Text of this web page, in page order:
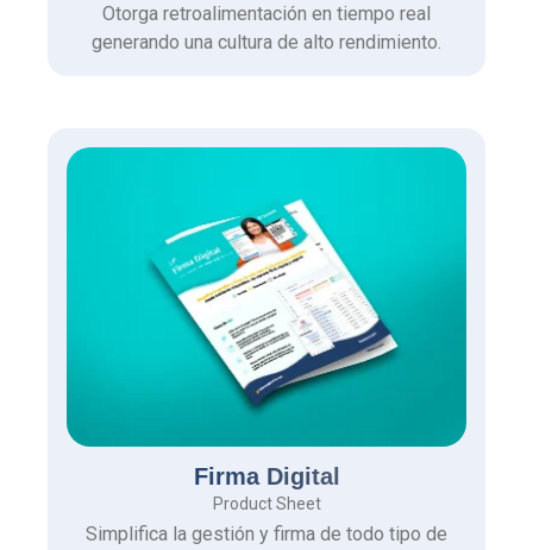
Otorga retroalimentación en tiempo real
generando una cultura de alto rendimiento.
Firma Digital
Product Sheet
Simplifica la gestión y firma de todo tipo de